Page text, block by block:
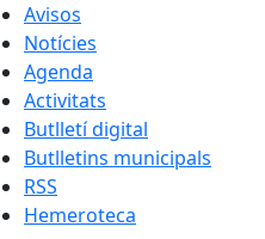
Avisos
Notícies
Agenda
Activitats
Butlletí digital
Butlletins municipals
RSS
Hemeroteca